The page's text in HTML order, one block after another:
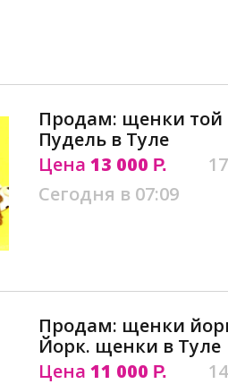
Продам: щенки той
Пудель в Туле
Цена 13 000 Р.
Сегодня в 07:09
Продам: щенки
Йорк. щенки в Туле
Цена 11 000 Р.